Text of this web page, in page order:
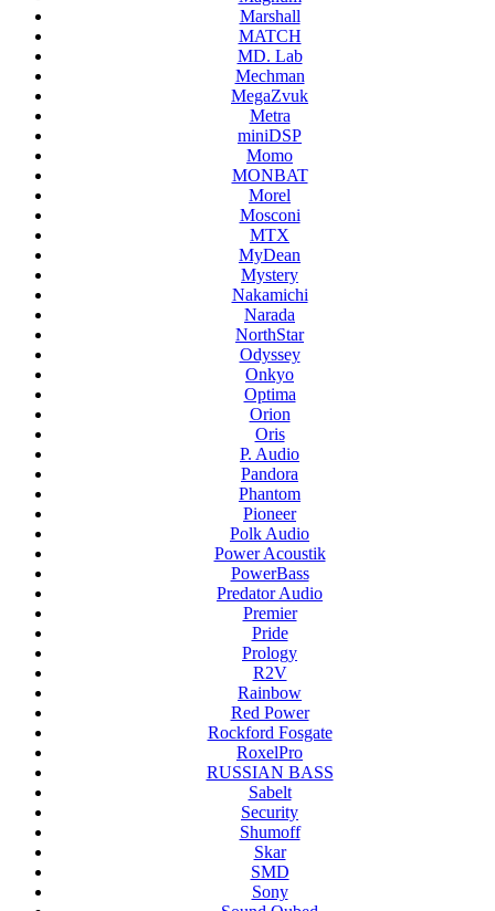
Marshall
MATCH
MD. Lab
Mechman
MegaZvuk
Metra
miniDSP
Momo
MONBAT
Morel
Mosconi
MTX
MyDean
Mystery
Nakamichi
Narada
NorthStar
Odyssey
Onkyo
Optima
Orion
Oris
P. Audio
Pandora
Phantom
Pioneer
Polk Audio
Power Acoustik
PowerBass
Predator Audio
Premier
Pride
Prology
R2V
Rainbow
Red Power
Rockford Fosgate
RoxelPro
RUSSIAN BASS
Sabelt
Security
Shumoff
Skar
SMD
Sony